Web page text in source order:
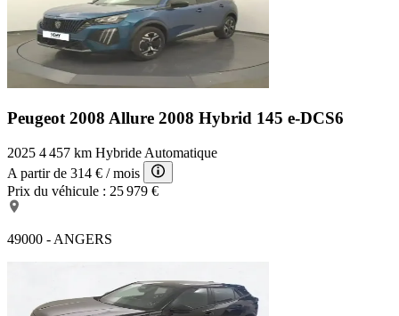
Peugeot 2008 Allure 2008 Hybrid 145 e-DCS6
2025 4 457 km Hybride Automatique
A partir de 314 € / mois
Prix du véhicule : 25 979 €
49000 - ANGERS